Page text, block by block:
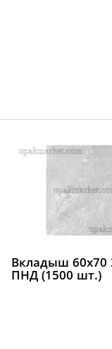
Вкладыш 60х70
ПНД (1500 шт.)